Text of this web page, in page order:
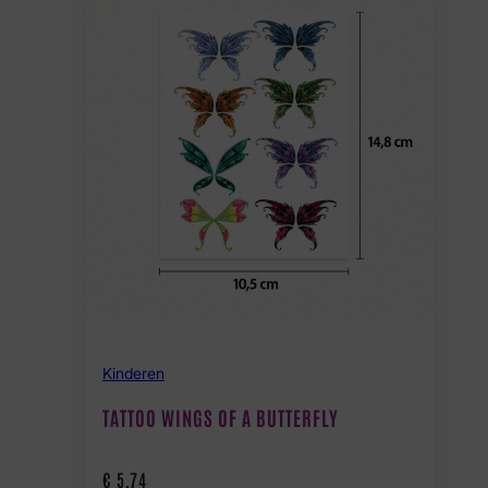
Kinderen
TATTOO WINGS OF A BUTTERFLY
€ 5,74